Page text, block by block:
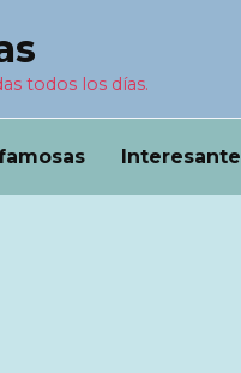
todos los días.
Interesante